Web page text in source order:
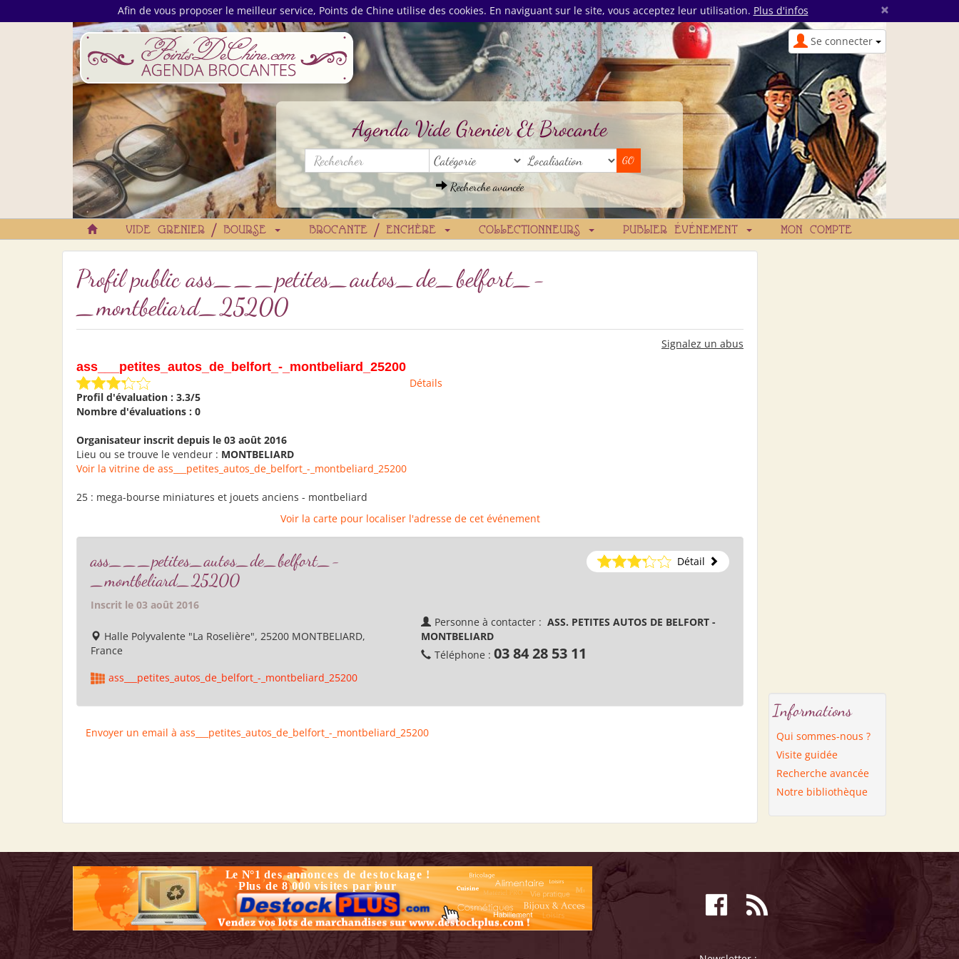
Afin de vous proposer le meilleur service, Points de Chine utilise des cookies. En naviguant sur le site, vous acceptez leur utilisation. Plus d'infos ×
Se connecter
Agenda Vide Grenier Et Brocante
Recherche avancée
VIDE GRENIER / BOURSE BROCANTE / ENCHÈRE COLLECTIONNEURS PUBLIER ÉVÉNEMENT MON COMPTE
Profil public ass___petites_autos_de_belfort_-
_montbeliard_25200
Signalez un abus
ass___petites_autos_de_belfort_-_montbeliard_25200
Détails
Profil d'évaluation : 3.3/5
Nombre d'évaluations : 0
Organisateur inscrit depuis le 03 août 2016
Lieu ou se trouve le vendeur : MONTBELIARD
Voir la vitrine de ass___petites_autos_de_belfort_-_montbeliard_25200
25 : mega-bourse miniatures et jouets anciens - montbeliard
Voir la carte pour localiser l'adresse de cet événement
ass___petites_autos_de_belfort_-
_montbeliard_25200
Détail
Inscrit le 03 août 2016
Halle Polyvalente "La Roselière", 25200 MONTBELIARD,
France
Personne à contacter : ASS. PETITES AUTOS DE BELFORT -
MONTBELIARD
Téléphone : 03 84 28 53 11
ass___petites_autos_de_belfort_-_montbeliard_25200
Envoyer un email à ass___petites_autos_de_belfort_-_montbeliard_25200
Informations
Qui sommes-nous ?
Visite guidée
Recherche avancée
Notre bibliothèque